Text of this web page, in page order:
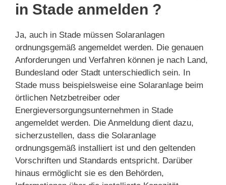
in Stade anmelden ?
Ja, auch in Stade müssen Solaranlagen
ordnungsgemäß angemeldet werden. Die genauen
Anforderungen und Verfahren können je nach Land,
Bundesland oder Stadt unterschiedlich sein. In
Stade muss beispielsweise eine Solaranlage beim
örtlichen Netzbetreiber oder
Energieversorgungsunternehmen in Stade
angemeldet werden. Die Anmeldung dient dazu,
sicherzustellen, dass die Solaranlage
ordnungsgemäß installiert ist und den geltenden
Vorschriften und Standards entspricht. Darüber
hinaus ermöglicht sie es den Behörden,